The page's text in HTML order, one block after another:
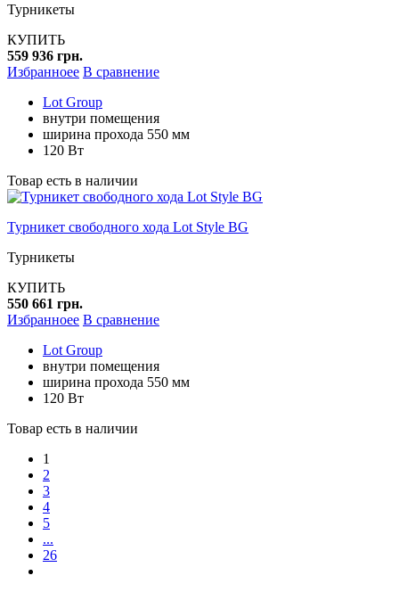
Турникеты
КУПИТЬ
559 936 грн.
Избранноее В сравнение
Lot Group
внутри помещения
ширина прохода 550 мм
120 Вт
Товар есть в наличии
Турникет свободного хода Lot Style BG
Турникеты
КУПИТЬ
550 661 грн.
Избранноее В сравнение
Lot Group
внутри помещения
ширина прохода 550 мм
120 Вт
Товар есть в наличии
1
2
3
4
5
...
26